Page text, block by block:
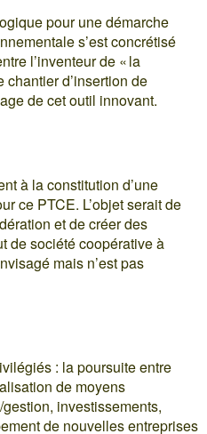
pour une démarche
s’est concrétisé
l’inventeur de « la
chantier d’insertion de
de cet outil innovant.
à la constitution d’une
ce PTCE. L’objet serait de
et de créer des
de société coopérative à
mais n’est pas
: la poursuite entre
de moyens
investissements,
de nouvelles entreprises